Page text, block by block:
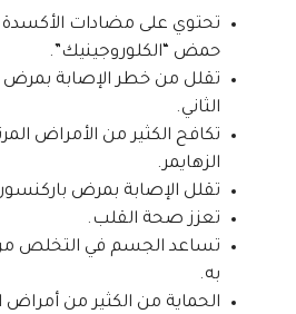
تحتوي على مضادات
حمض “الكلوروجينيك”.
تقلل من خطر الإصابة بمرض
الثاني.
تكافح الكثير من الأمراض
الزهايمر.
تقلل الإصابة بمرض
تعزز صحة القلب.
تساعد الجسم في التخلص
به.
الحماية من الكثير من أمراض